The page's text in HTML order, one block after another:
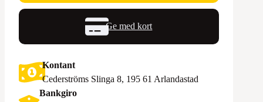
Ge med kort
Kontant
Cederströms Slinga 8, 195 61 Arlandastad
Bankgiro